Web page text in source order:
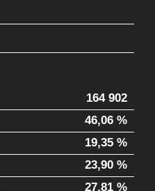
164 902
46,06 %
19,35 %
23,90 %
27,81 %